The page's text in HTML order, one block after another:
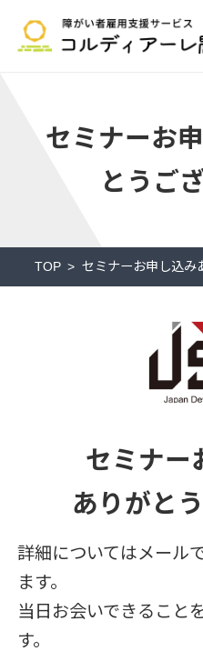
セミナーお
とうご
TOP セミナーお申し込み
セミナー
ありがと
詳細についてはメール
ます。
当日お会いできること
す。